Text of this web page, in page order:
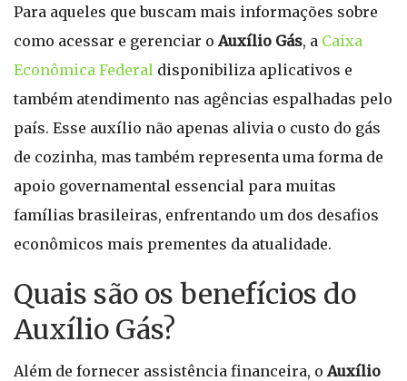
Para aqueles que buscam mais informações sobre
como acessar e gerenciar oAuxílio Gás, a Caixa
Econômica Federal disponibiliza aplicativos e
também atendimento nas agências espalhadas pelo
país. Esse auxílio não apenas alivia o custo do gás
de cozinha, mas também representa uma forma de
apoio governamental essencial para muitas
famílias brasileiras, enfrentando um dos desafios
econômicos mais prementes da atualidade.
Quais são os benefícios do
Auxílio Gás?
Além de fornecer assistência financeira, oAuxílio